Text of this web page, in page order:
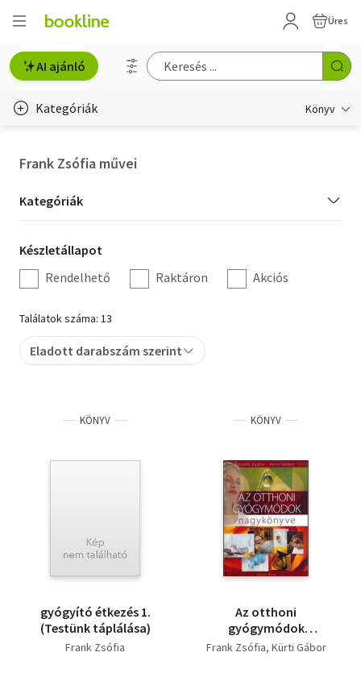
Üres
AI ajánló
Kategóriák Könyv
Hobbi, szabadidő
Irodalom
Művészet
Szakkönyv
Tankönyv, segédkönyv
Társadalomtudomány
Frank Zsófia művei
Kategória
szűrés
Kategóriák
Készletállapot
szűrés
Készletállapot
Rendelhető
Raktáron Akciós
Találatok száma: 13
Eladott darabszám szerint
KÖNYV
gyógyító étkezés 1.
(Testünk táplálása)
Frank Zsófia
KÖNYV
Az otthoni
gyógymódok
nagykönyve
Frank Zsófia Kürti Gábor